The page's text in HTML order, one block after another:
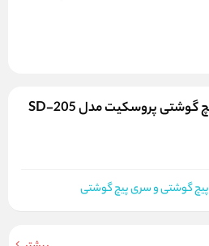
پیچ گوشتی و سری پیچ گوشتی